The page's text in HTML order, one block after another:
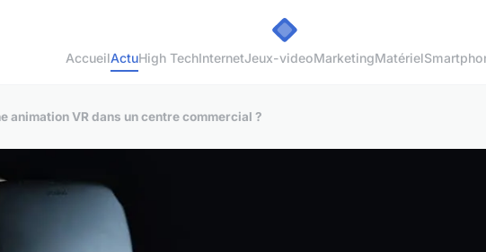
AccueilActuHigh TechInternetJeux-videoMarketingMatériel
animation VR dans un centre commercial ?